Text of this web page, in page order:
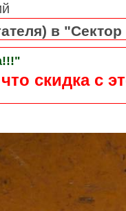
в
скидка с